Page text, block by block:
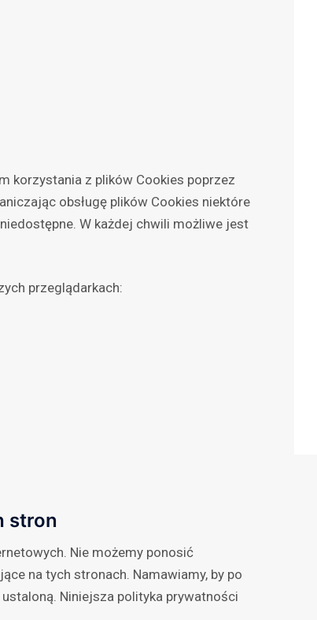
korzystania z plików Cookies poprzez
obsługę plików Cookies niektóre
W każdej chwili możliwe jest
przeglądarkach:
stron
Nie możemy ponosić
na tych stronach. Namawiamy, by po
Niniejsza polityka prywatności